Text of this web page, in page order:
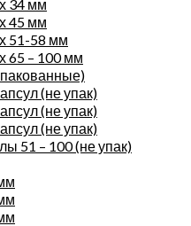
34 мм
45 мм
51-58 мм
65 – 100 мм
(не упак)
(не упак)
(не упак)
51 – 100 (не упак)